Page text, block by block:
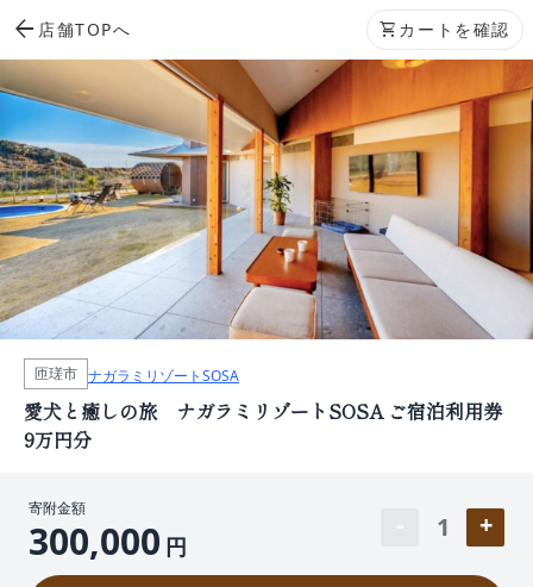
arrow_back 店舗TOPへ shopping_cart カートを確認
匝瑳市 ナガラミリゾートSOSA
愛犬と癒しの旅 ナガラミリゾートSOSA ご宿泊利用券
9万円分
寄附金額
300,000 円
1